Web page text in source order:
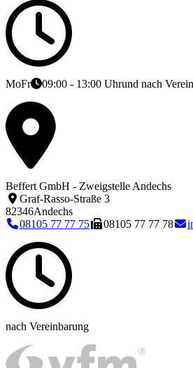
MoFr 09:00 - 13:00 Uhrund nach
Beffert GmbH - Zweigstelle Andechs
Graf-Rasso-Straße 3
82346Andechs
08105 77 77 75
08105 77 77 78
nach Vereinbarung